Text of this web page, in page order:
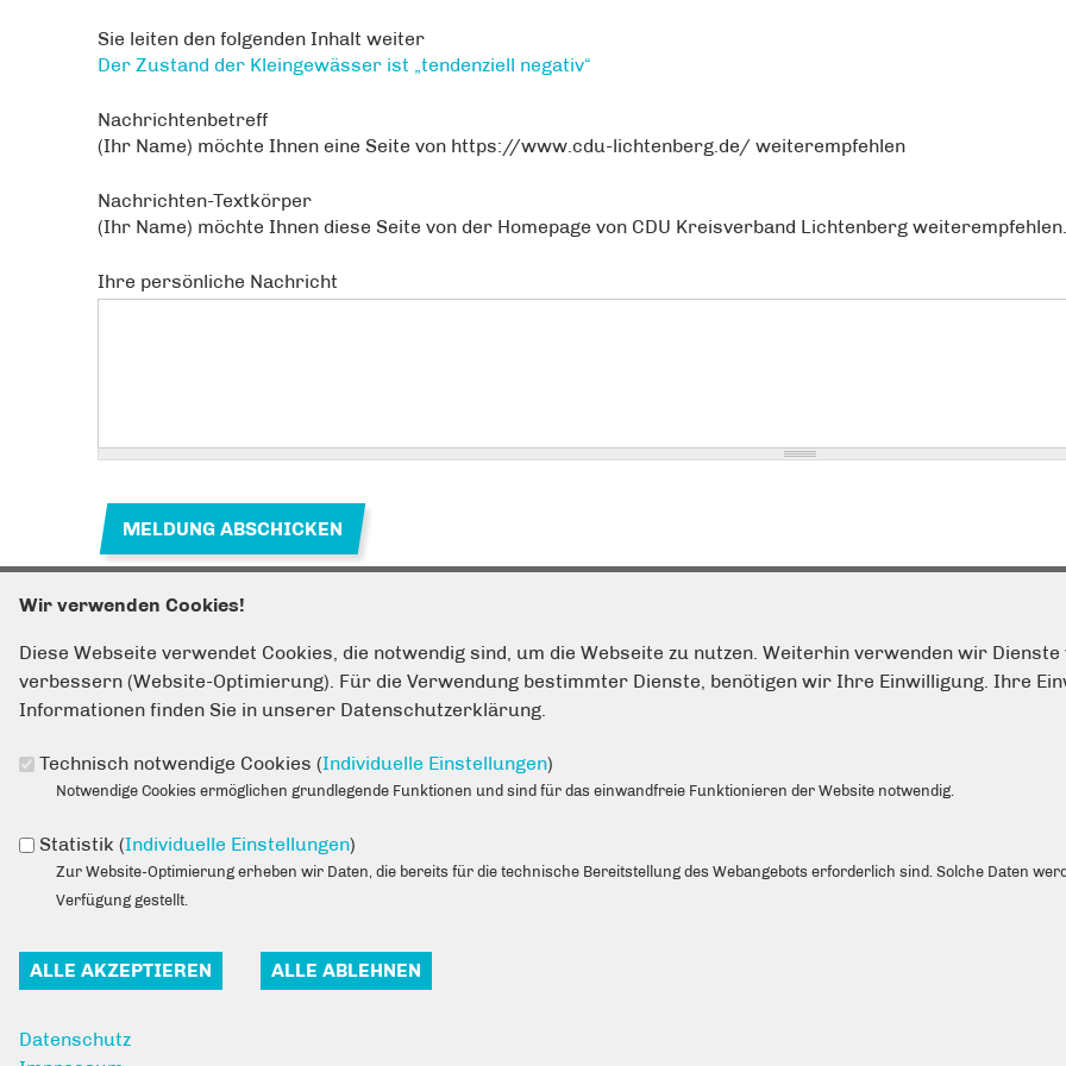
Sie leiten den folgenden Inhalt weiter
Der Zustand der Kleingewässer ist „tendenziell negativ“
Nachrichtenbetreff
(Ihr Name) möchte Ihnen eine Seite von https://www.cdu-lichtenberg.de/ weiterempfehlen
Nachrichten-Textkörper
(Ihr Name) möchte Ihnen diese Seite von der Homepage von CDU Kreisverband Lichtenberg weiterempfehlen.
Ihre persönliche Nachricht
Fußbereich
ANSCHRIFT
CDU Lich­ten­berg
Fax:
(030) 51 30 51 209
E-Mail:post@cdu-lichtenberg.de
IM WEB
Dennis Haustein MdA
JU Lichtenberg
Wir verwenden Cookies!
Diese Webseite verwendet Cookies, die notwendig sind, um die Webseite zu nutzen. Weiterhin verwenden wir
verbessern (Website-Optimierung). Für die Verwendung bestimmter Dienste, benötigen wir Ihre Einwilligung. Ihre
Informationen finden Sie in unserer Datenschutzerklärung.
Technisch notwendige Cookies (Individuelle Einstellungen)
Notwendige Cookies ermöglichen grundlegende Funktionen und sind für das einwandfreie Funktionieren der Website notwendig.
Statistik (Individuelle Einstellungen)
Zur Website-Optimierung erheben wir Daten, die bereits für die technische Bereitstellung des Webangebots erforderlich sind. Solche Daten
Verfügung gestellt.
Datenschutz